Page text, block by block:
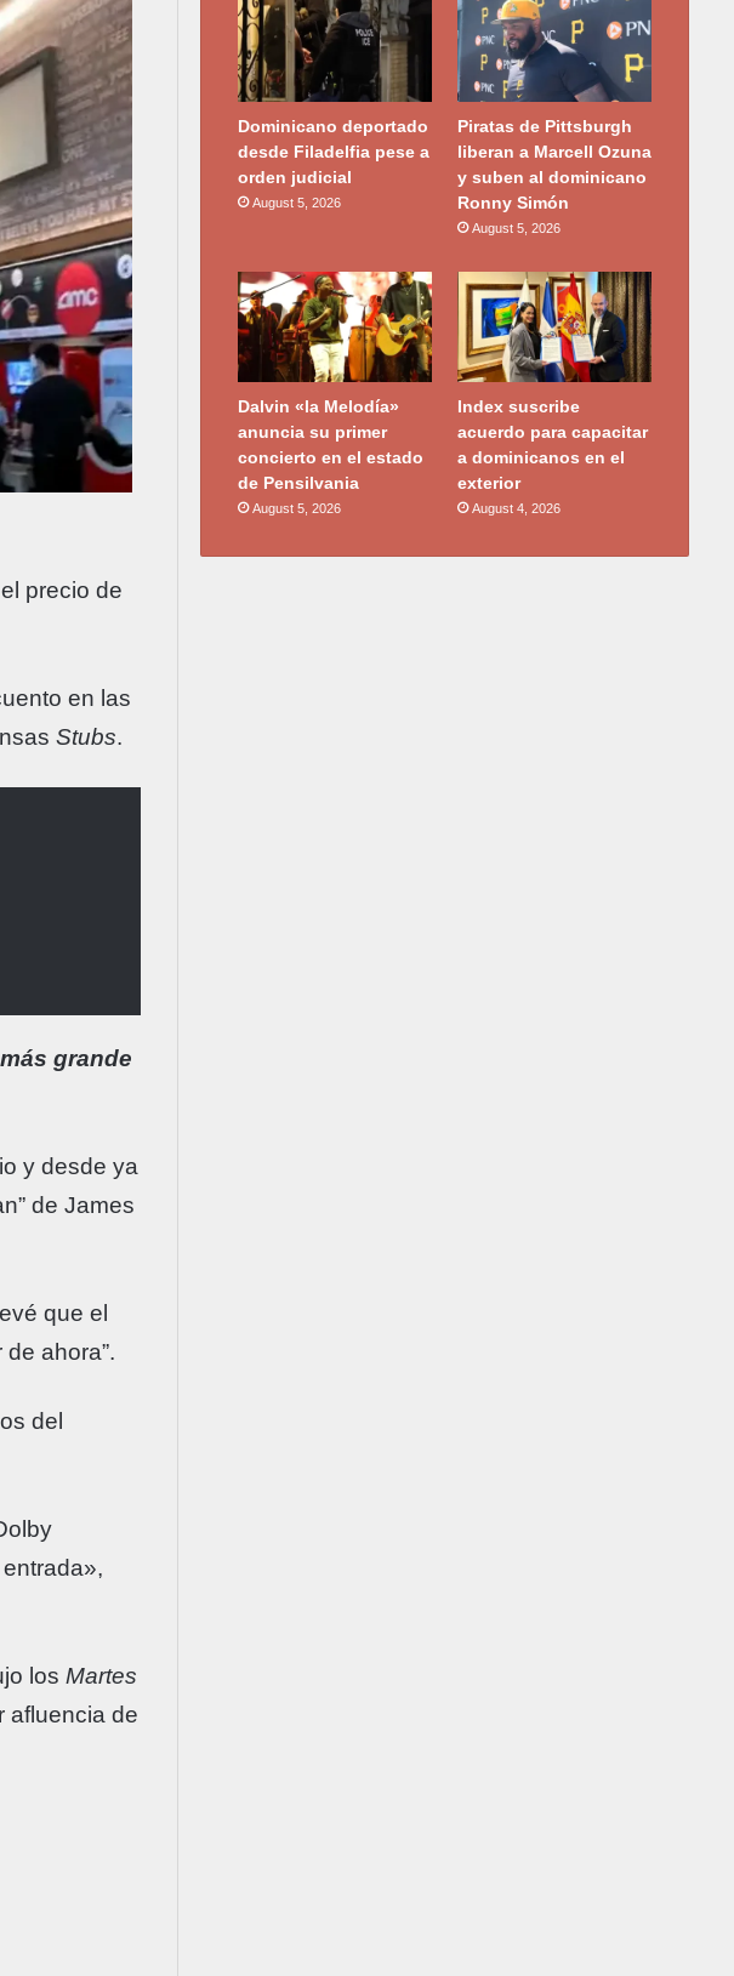
precio de
en las
Stubs.
más grande
y desde ya
de James
que el
ahora”.
del
los Martes
afluencia de
Dominicano deportado
desde Filadelfia pese a
orden judicial
August 5, 2026
Piratas de Pittsburgh
liberan a Marcell Ozuna
y suben al dominicano
Ronny Simón
August 5, 2026
Dalvin «la Melodía»
anuncia su primer
concierto en el estado
de Pensilvania
August 5, 2026
Index suscribe
acuerdo para capacitar
a dominicanos en el
exterior
August 4, 2026